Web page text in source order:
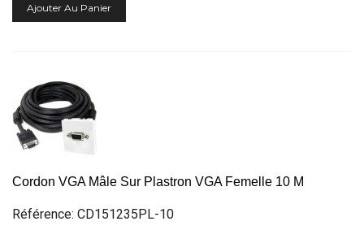
Ajouter Au Panier
Cordon VGA Mâle Sur Plastron VGA Femelle 10 M
Référence: CD151235PL-10